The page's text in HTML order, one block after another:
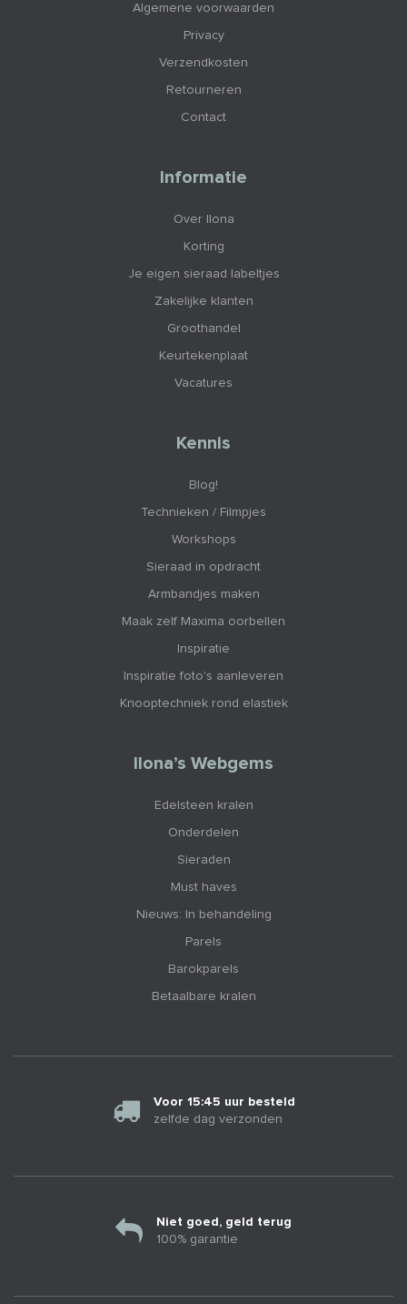
Algemene voorwaarden
Privacy
Verzendkosten
Retourneren
Contact
Informatie
Over Ilona
Korting
Je eigen sieraad labeltjes
Zakelijke klanten
Groothandel
Keurtekenplaat
Vacatures
Kennis
Blog!
Technieken / Filmpjes
Workshops
Sieraad in opdracht
Armbandjes maken
Maak zelf Maxima oorbellen
Inspiratie
Inspiratie foto's aanleveren
Knooptechniek rond elastiek
Ilona’s Webgems
Edelsteen kralen
Onderdelen
Sieraden
Must haves
Nieuws: In behandeling
Parels
Barokparels
Betaalbare kralen
Voor 15:45 uur besteld
zelfde dag verzonden
Niet goed, geld terug
100% garantie